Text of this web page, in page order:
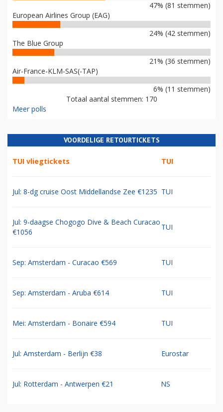
47% (81 stemmen)
European Airlines Group (EAG)
24% (42 stemmen)
The Blue Group
21% (36 stemmen)
Air-France-KLM-SAS(-TAP)
6% (11 stemmen)
Totaal aantal stemmen: 170
Meer polls
VOORDELIGE RETOURTICKETS
TUI vliegtickets TUI
Jul: 8-dg cruise Oost Middellandse Zee €1235 TUI
Jul: 9-daagse Chogogo Dive & Beach Curacao
€1056
TUI
Sep: Amsterdam - Curacao €569 TUI
Sep: Amsterdam - Aruba €614 TUI
Mei: Amsterdam - Bonaire €594 TUI
Jul: Amsterdam - Berlijn €38 Eurostar
Jul: Rotterdam - Antwerpen €21 NS